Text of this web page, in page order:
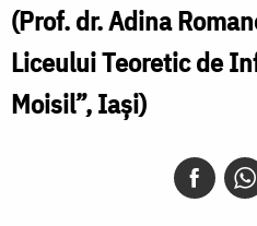
(Prof. dr. Adina
Liceului Teoretic de
Moisil”, Iași)